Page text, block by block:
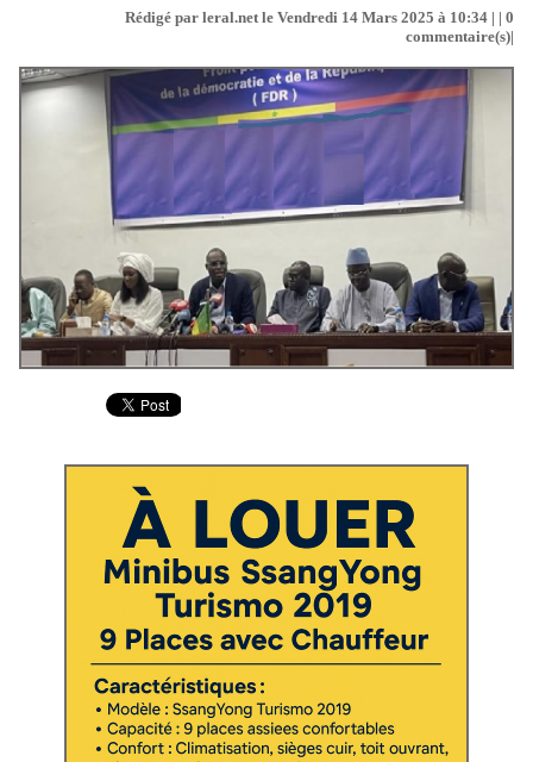
Rédigé par leral.net le Vendredi 14 Mars 2025 à 10:34 | | 0
commentaire(s)|